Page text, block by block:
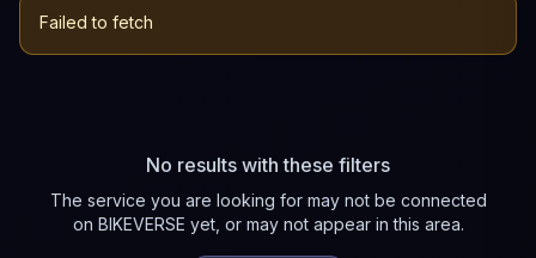
Failed to fetch
No results with these filters
The service you are looking for may not be connected
on BIKEVERSE yet, or may not appear in this area.